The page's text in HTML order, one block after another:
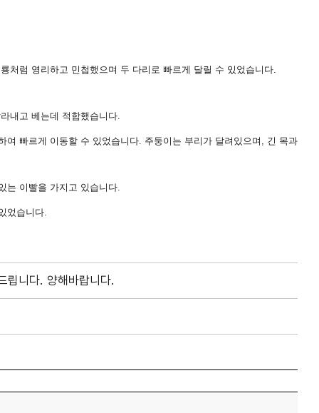
처럼 영리하고 민첩했으며 두 다리로 빠르게 달릴 수 있었습니다.
내고 베는데 적합했습니다.
여 빠르게 이동할 수 있었습니다. 주둥이는 부리가 달려있으며 , 긴 목과
는 이빨을 가지고 있습니다.
었습니다.
립니다. 양해바랍니다.